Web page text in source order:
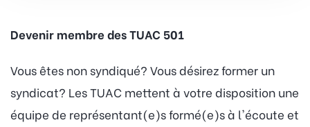
Devenir membre des TUAC 501
Vous êtes non syndiqué? Vous désirez former un
syndicat? Les TUAC mettent à votre disposition une
équipe de représentant(e)s formé(e)s à l'écoute et